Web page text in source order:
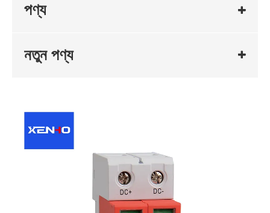
পণ্য
নতুন পণ্য